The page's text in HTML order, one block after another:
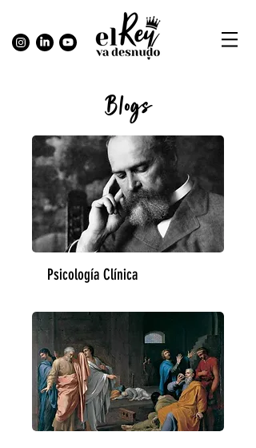
Blogs
Psicología Clínica